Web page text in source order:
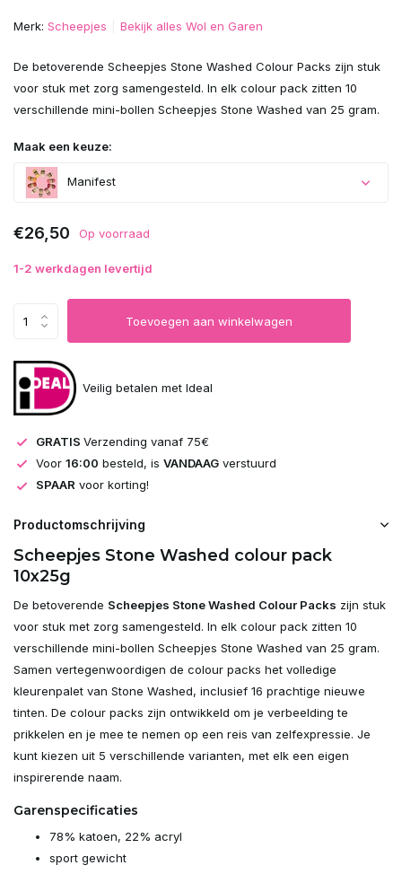
Merk: Scheepjes Bekijk alles Wol en Garen
De betoverende Scheepjes Stone Washed Colour Packs zijn stuk
voor stuk met zorg samengesteld. In elk colour pack zitten 10
verschillende mini-bollen Scheepjes Stone Washed van 25 gram.
Maak een keuze:
Manifest
€26,50 Op voorraad
1-2 werkdagen levertijd
Toevoegen aan winkelwagen
Veilig betalen met Ideal
GRATIS Verzending vanaf 75€
Voor 16:00 besteld, is VANDAAG verstuurd
SPAAR voor korting!
Productomschrijving
Scheepjes Stone Washed colour pack
10x25g
De betoverende Scheepjes Stone Washed Colour Packs zijn stuk
voor stuk met zorg samengesteld. In elk colour pack zitten 10
verschillende mini-bollen Scheepjes Stone Washed van 25 gram.
Samen vertegenwoordigen de colour packs het volledige
kleurenpalet van Stone Washed, inclusief 16 prachtige nieuwe
tinten. De colour packs zijn ontwikkeld om je verbeelding te
prikkelen en je mee te nemen op een reis van zelfexpressie. Je
kunt kiezen uit 5 verschillende varianten, met elk een eigen
inspirerende naam.
Garenspecificaties
78% katoen, 22% acryl
sport gewicht